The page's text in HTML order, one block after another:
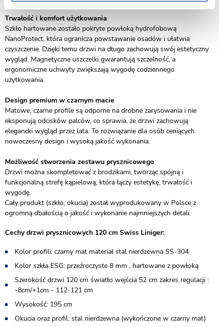
Trwałość i komfort użytkowania
Szkło hartowane zostało pokryte powłoką hydrofobową
NanoProtect, która ogranicza powstawanie osadów i ułatwia
czyszczenie. Dzięki temu drzwi na długo zachowują swój estetyczny
wygląd. Magnetyczne uszczelki gwarantują szczelność, a
ergonomiczne uchwyty zwiększają wygodę codziennego
użytkowania.
Design premium w czarnym macie
Matowe, czarne profile są odporne na drobne zarysowania i nie
eksponują odcisków palców, co sprawia, że drzwi zachowują
elegancki wygląd przez lata. To rozwiązanie dla osób ceniących
nowoczesny design i wysoką jakość wykonania.
Możliwość stworzenia zestawu prysznicowego
Drzwi można skompletować z brodzikami, tworząc spójną i
funkcjonalną strefę kąpielową, która łączy estetykę, trwałość i
wygodę.
Cały produkt (szkło, okucia) został wyprodukowany w Polsce z
ogromną dbałością o jakość i wykonanie najmniejszych detali.
Cechy drzwi prysznicowych 120 cm Swiss Liniger:
Kolor profili: czarny mat materiał stal nierdzewna SS-304
Kolor szkła ESG: przeźroczyste 8 mm , hartowane z powłoką
Szerokość drzwi 120 cm światło wejścia 52 cm zakres regulacji :
-8cm/+1cm - 112-121 cm
Wysokość: 195 cm
Okucia oraz profil: stal nierdzewna (wykończone w czarny mat)